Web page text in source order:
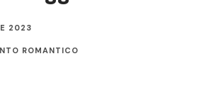
2023
ROMANTICO